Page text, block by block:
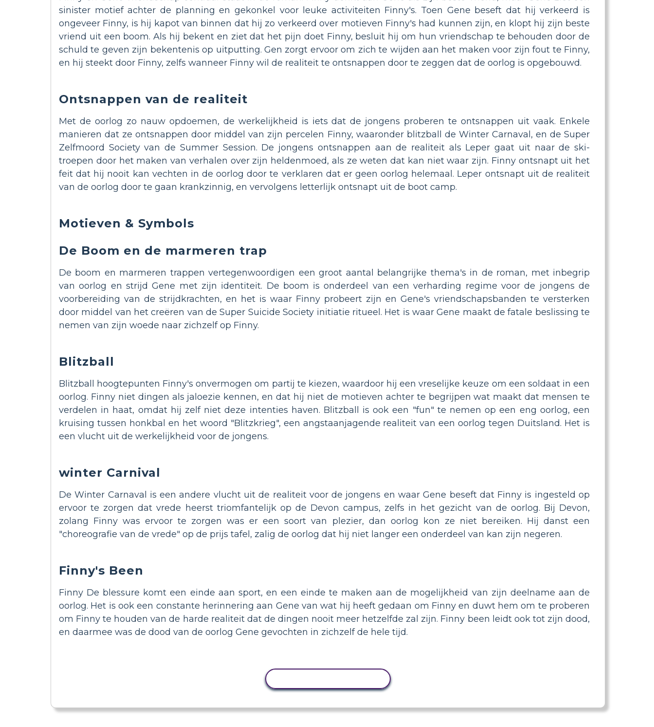
sinister motief achter de planning en gekonkel voor leuke activiteiten Finny's. Toen Gene beseft dat hij verkeerd is
ongeveer Finny, is hij kapot van binnen dat hij zo verkeerd over motieven Finny's had kunnen zijn, en klopt hij zijn beste
vriend uit een boom. Als hij bekent en ziet dat het pijn doet Finny, besluit hij om hun vriendschap te behouden door de
schuld te geven zijn bekentenis op uitputting. Gen zorgt ervoor om zich te wijden aan het maken voor zijn fout te Finny,
en hij steekt door Finny, zelfs wanneer Finny wil de realiteit te ontsnappen door te zeggen dat de oorlog is opgebouwd.
Ontsnappen van de realiteit
Met de oorlog zo nauw opdoemen, de werkelijkheid is iets dat de jongens proberen te ontsnappen uit vaak. Enkele
manieren dat ze ontsnappen door middel van zijn percelen Finny, waaronder blitzball de Winter Carnaval, en de Super
Zelfmoord Society van de Summer Session. De jongens ontsnappen aan de realiteit als Leper gaat uit naar de ski-
troepen door het maken van verhalen over zijn heldenmoed, als ze weten dat kan niet waar zijn. Finny ontsnapt uit het
feit dat hij nooit kan vechten in de oorlog door te verklaren dat er geen oorlog helemaal. Leper ontsnapt uit de realiteit
van de oorlog door te gaan krankzinnig, en vervolgens letterlijk ontsnapt uit de boot camp.
Motieven & Symbols
De Boom en de marmeren trap
De boom en marmeren trappen vertegenwoordigen een groot aantal belangrijke thema's in de roman, met inbegrip
van oorlog en strijd Gene met zijn identiteit. De boom is onderdeel van een verharding regime voor de jongens de
voorbereiding van de strijdkrachten, en het is waar Finny probeert zijn en Gene's vriendschapsbanden te versterken
door middel van het creëren van de Super Suicide Society initiatie ritueel. Het is waar Gene maakt de fatale beslissing te
nemen van zijn woede naar zichzelf op Finny.
Blitzball
Blitzball hoogtepunten Finny's onvermogen om partij te kiezen, waardoor hij een vreselijke keuze om een ​​soldaat in een
oorlog. Finny niet dingen als jaloezie kennen, en dat hij niet de motieven achter te begrijpen wat maakt dat mensen te
verdelen in haat, omdat hij zelf niet deze intenties haven. Blitzball is ook een "fun" te nemen op een eng oorlog, een
kruising tussen honkbal en het woord "Blitzkrieg", een angstaanjagende realiteit van een oorlog tegen Duitsland. Het is
een vlucht uit de werkelijkheid voor de jongens.
winter Carnival
De Winter Carnaval is een andere vlucht uit de realiteit voor de jongens en waar Gene beseft dat Finny is ingesteld op
ervoor te zorgen dat vrede heerst triomfantelijk op de Devon campus, zelfs in het gezicht van de oorlog. Bij Devon,
zolang Finny was ervoor te zorgen was er een soort van plezier, dan oorlog kon ze niet bereiken. Hij danst een
"choreografie van de vrede" op de prijs tafel, zalig de oorlog dat hij niet langer een onderdeel van kan zijn negeren.
Finny's Been
Finny De blessure komt een einde aan sport, en een einde te maken aan de mogelijkheid van zijn deelname aan de
oorlog. Het is ook een constante herinnering aan Gene van wat hij heeft gedaan om Finny en duwt hem om te proberen
om Finny te houden van de harde realiteit dat de dingen nooit meer hetzelfde zal zijn. Finny been leidt ook tot zijn dood,
en daarmee was de dood van de oorlog Gene gevochten in zichzelf de hele tijd.